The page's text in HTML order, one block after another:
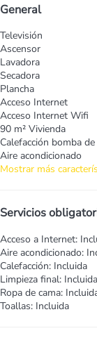
General
Televisión
Ascensor
Lavadora
Secadora
Plancha
Acceso Internet
Acceso Internet Wifi
90 m² Vivienda
Calefacción bomba
Aire acondicionado
Mostrar más
Servicios
Acceso a Internet:
Aire acondicionado:
Calefacción: Incluida
Limpieza final: Incluida
Ropa de cama:
Toallas: Incluida